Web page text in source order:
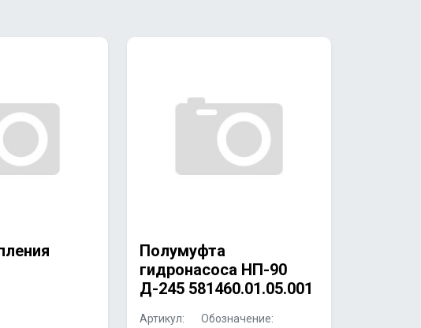
Полумуфта
гидронасоса НП-90
Д-245 581460.01.05.001
Артикул:
Обозначение: